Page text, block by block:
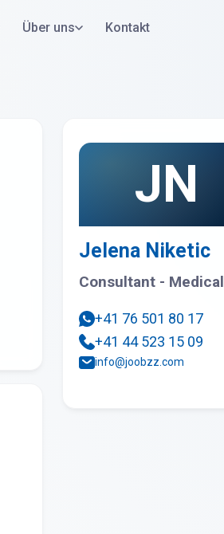
Über uns Kontakt
JN
Jelena Niketic
Consultant - Medical
+41 76 501 80 17
+41 44 523 15 09
info@joobzz.com